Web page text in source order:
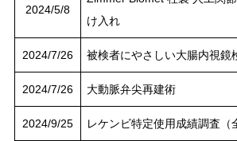
2024/5/8
け入れ
2024/7/26 被検者にやさしい大腸内視鏡
2024/7/26 大動脈弁尖再建術
2024/9/25 レケンビ特定使用成績調査（